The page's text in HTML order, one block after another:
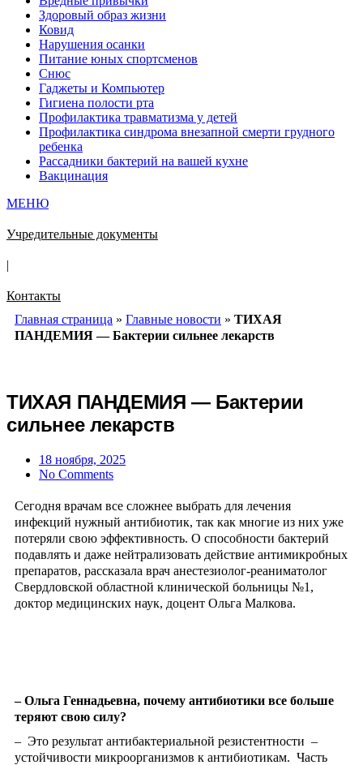
Здоровый образ жизни
Ковид
Нарушения осанки
Питание юных спортсменов
Снюс
Гаджеты и Компьютер
Гигиена полости рта
Профилактика травматизма у детей
Профилактика синдрома внезапной смерти грудного
ребенка
Рассадники бактерий на вашей кухне
Вакцинация
МЕНЮ
Учредительные документы
|
Контакты
Главная страница » Главные новости » ТИХАЯ
ПАНДЕМИЯ — Бактерии сильнее лекарств
ТИХАЯ ПАНДЕМИЯ — Бактерии
сильнее лекарств
18 ноября, 2025
No Comments
Сегодня врачам все сложнее выбрать для лечения
инфекций нужный антибиотик, так как многие из них уже
потеряли свою эффективность. О способности бактерий
подавлять и даже нейтрализовать действие антимикробных
препаратов, рассказала врач анестезиолог-реаниматолог
Свердловской областной клинической больницы №1,
доктор медицинских наук, доцент Ольга Малкова.
– Ольга Геннадьевна, почему антибиотики все больше
теряют свою силу?
– Это результат антибактериальной резистентности –
устойчивости микроорганизмов к антибиотикам. Часть